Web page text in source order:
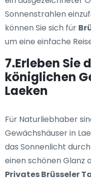
Sonnenstrahlen
können Sie sich für
um eine einfache
7.Erleben Sie
königlichen
Laeken
Für Naturliebhaber
Gewächshäuser in
das Sonnenlicht
einen schönen Glanz
Privates Brüsseler